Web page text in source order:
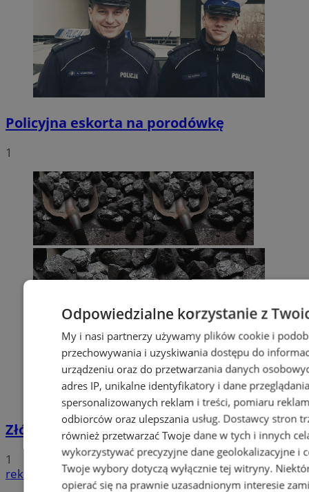
Policyjna eskorta na porodówkę
1
Złóż wniosek o dodatek węglowy
1
reklama
Odpowiedzialne korzystanie z
My i nasi partnerzy używamy plików cookie i
przechowywania i uzyskiwania dostępu do
urządzeniu oraz do przetwarzania danych
adres IP, unikalne identyfikatory i dane
spersonalizowanych reklam i treści, pomiaru
odbiorców oraz ulepszania usług. Dostawcy stron
również przetwarzać Twoje dane w tych i innych
wykorzystywać precyzyjne dane geolokalizacyjne i
Twoje wybory dotyczą wyłącznie tej witryny.
opierać się na prawnie uzasadnionym interesie